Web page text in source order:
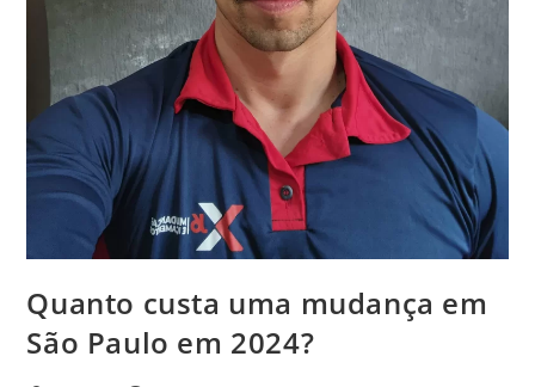
Quanto custa uma mudança em
São Paulo em 2024?